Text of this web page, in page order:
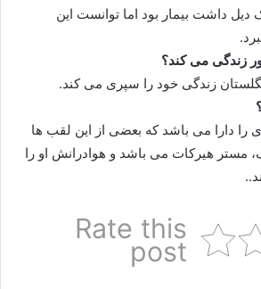
دیل داشت بیمار بود اما توانست این
زندگی می کند؟
زندگی خود را سپری می کند.
را دارا می باشد که بعضی از این لقب ها
مستر هیرکات می باشد و هوادرانش او را
Rate this
post